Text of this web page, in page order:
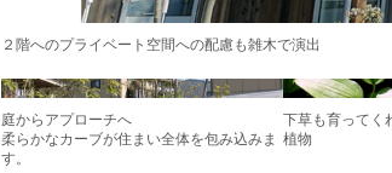
２階へのプライベート空間への配慮も雑木で演出
庭からアプローチへ
柔らかなカーブが住まい全体を包み込みま
す。
下草も育ってく
植物